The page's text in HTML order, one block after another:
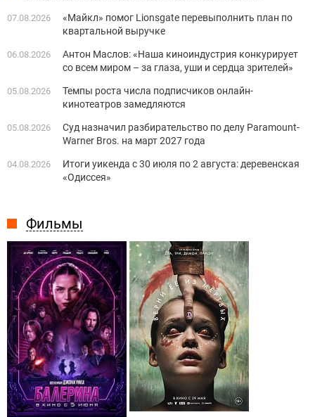
Фильмы
07.08.2026
«Майкл» помог Lionsgate перевыполнить план по
квартальной выручке
06.08.2026
Антон Маслов: «Наша киноиндустрия конкурирует
со всем миром – за глаза, уши и сердца зрителей»
05.08.2026
Темпы роста числа подписчиков онлайн-
кинотеатров замедляются
05.08.2026
Суд назначил разбирательство по делу Paramount-
Warner Bros. на март 2027 года
04.08.2026
Итоги уикенда с 30 июля по 2 августа: деревенская
«Одиссея»